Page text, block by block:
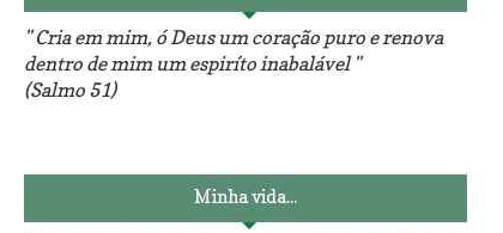
" Cria em mim, ó Deus um coração puro e renova
dentro de mim um espiríto inabalável "
(Salmo 51)
Minha vida...